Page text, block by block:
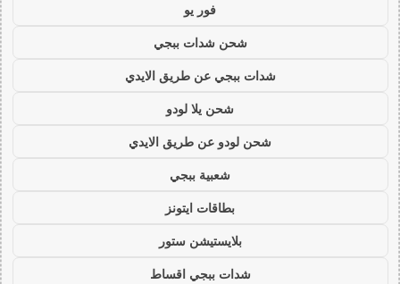
فور يو
شحن شدات ببجي
شدات ببجي عن طريق الايدي
شحن يلا لودو
شحن لودو عن طريق الايدي
شعبية ببجي
بطاقات ايتونز
بلايستيشن ستور
شدات ببجي اقساط